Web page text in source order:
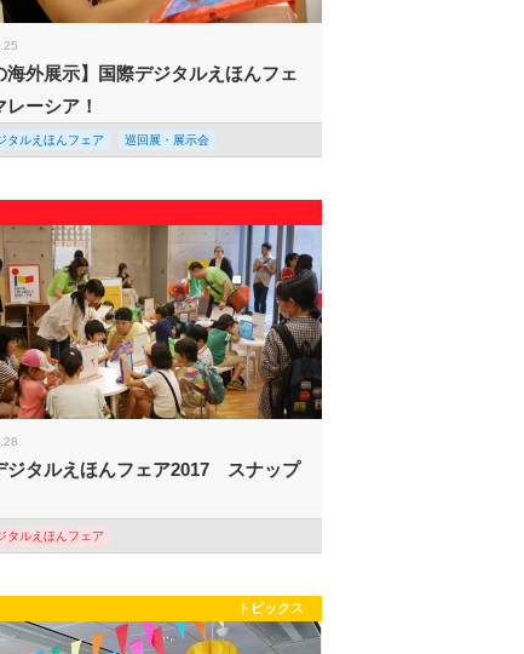
海外展示】国際デジタルえほんフェ
レーシア！
タルえほんフェア 巡回展・展示会
ジタルえほんフェア2017 スナップ
タルえほんフェア
トピックス